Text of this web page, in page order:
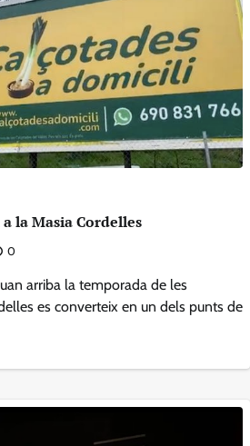
la Masia Cordelles
0
arriba la temporada de les
es converteix en un dels punts de